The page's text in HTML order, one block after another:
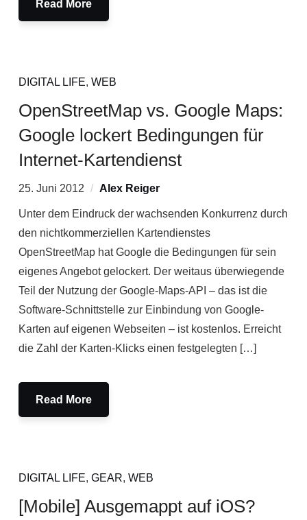
Read More
DIGITAL LIFE, WEB
OpenStreetMap vs. Google Maps:
Google lockert Bedingungen für
Internet-Kartendienst
25. Juni 2012 Alex Reiger
Unter dem Eindruck der wachsenden Konkurrenz durch
den nichtkommerziellen Kartendienstes
OpenStreetMap hat Google die Bedingungen für sein
eigenes Angebot gelockert. Der weitaus überwiegende
Teil der Nutzung der Google-Maps-API – das ist die
Software-Schnittstelle zur Einbindung von Google-
Karten auf eigenen Webseiten – ist kostenlos. Erreicht
die Zahl der Karten-Klicks einen festgelegten […]
Read More
DIGITAL LIFE, GEAR, WEB
[Mobile] Ausgemappt auf iOS?